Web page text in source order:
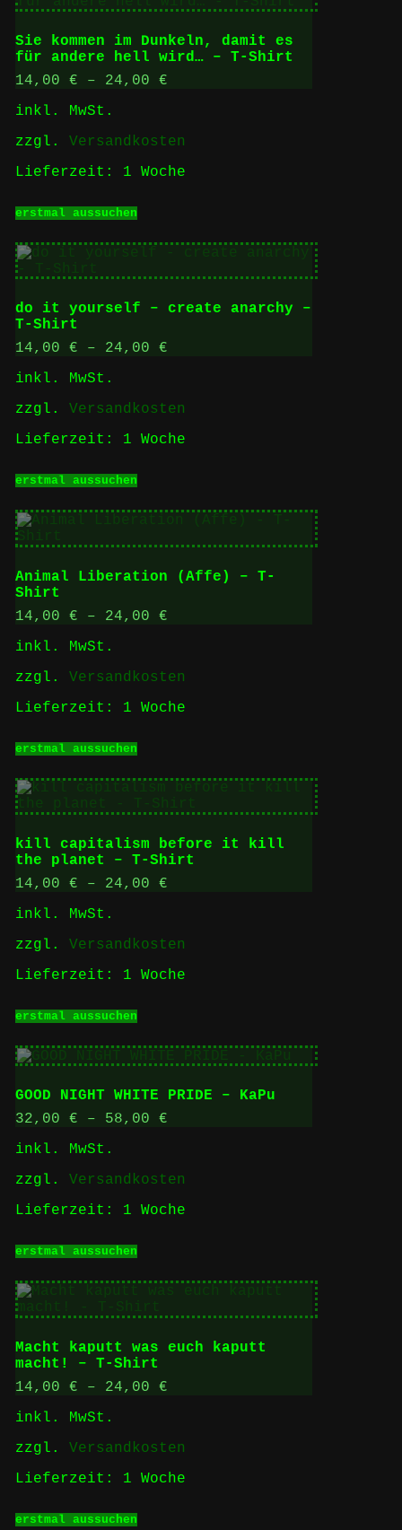
auf.
Die
Optionen
können
auf
werden
Sie kommen im Dunkeln, damit es
für andere hell wird… – T-Shirt
14,00 € – 24,00 €
inkl. MwSt.
zzgl. Versandkosten
Lieferzeit: 1 Woche
erstmal aussuchenProdukt
mehrere
auf.
Die
Optionen
auf
werden
do it yourself – create anarchy –
T-Shirt
14,00 € – 24,00 €
inkl. MwSt.
zzgl. Versandkosten
Lieferzeit: 1 Woche
erstmal aussuchenProdukt
mehrere
auf.
Die
Optionen
auf
werden
Animal Liberation (Affe) – T-
Shirt
14,00 € – 24,00 €
inkl. MwSt.
zzgl. Versandkosten
Lieferzeit: 1 Woche
erstmal aussuchenProdukt
mehrere
Varianten
auf.
Die
Optionen
können
auf
werden
kill capitalism before it kill
the planet – T-Shirt
14,00 € – 24,00 €
inkl. MwSt.
zzgl. Versandkosten
Lieferzeit: 1 Woche
erstmal aussuchenProdukt
mehrere
Varianten
auf.
Die
Optionen
Produktseite
werden
GOOD NIGHT WHITE PRIDE – KaPu
32,00 € – 58,00 €
inkl. MwSt.
zzgl. Versandkosten
Lieferzeit: 1 Woche
erstmal aussuchenProdukt
mehrere
Varianten
auf.
Optionen
können
auf
werden
Macht kaputt was euch kaputt
macht! – T-Shirt
14,00 € – 24,00 €
inkl. MwSt.
zzgl. Versandkosten
Lieferzeit: 1 Woche
erstmal aussuchenProdukt